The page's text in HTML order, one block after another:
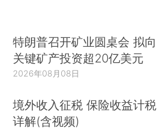
特朗普召开矿业圆桌会 拟向
关键矿产投资超20亿美元
2026年08月08日
境外收入征税 保险收益计税
详解(含视频)